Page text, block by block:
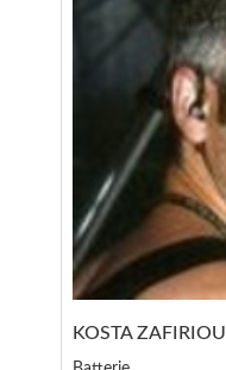
KOSTA ZAFIRIOU